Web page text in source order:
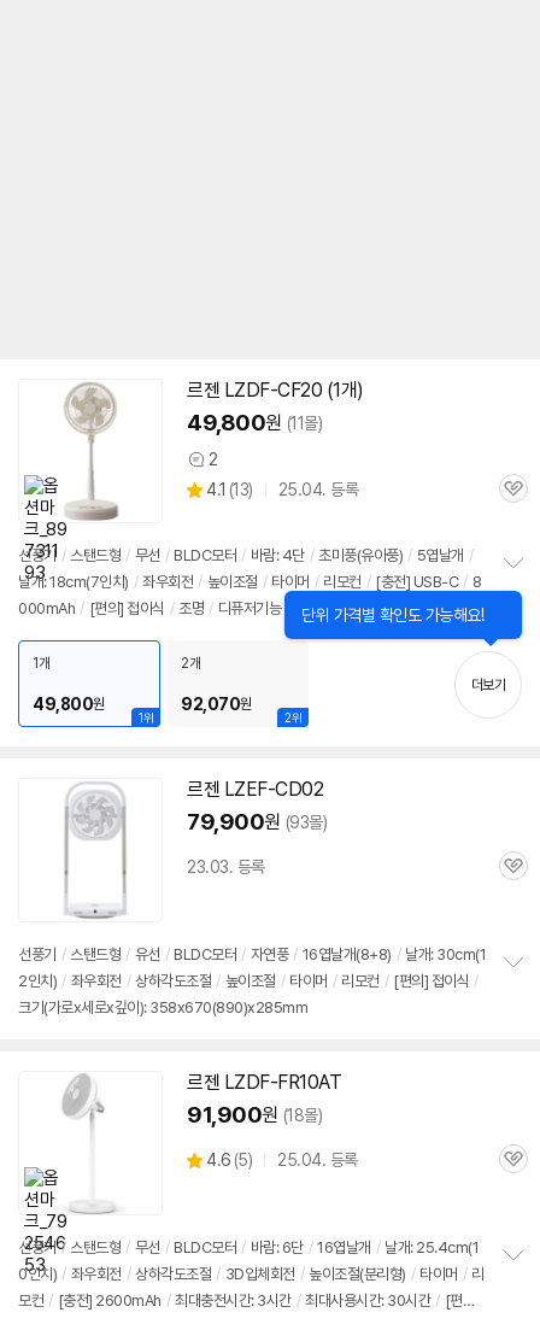
르젠 LZDF-CF20 (1개)
49,800원 (11몰)
상
품
2
별
4.1 (상
뷰
13) 25.04. 등록
관
선풍기 / 스탠드형 / 무선 / BLDC모터 / 바람: 4단 / 초미풍(유아풍) / 5엽날개 /
날개: 18cm(7인치) / 좌우회전 / 높이조절 / 타이머 / 리모컨 / [충전] USB-C / 8
000mAh / [편의] 접이식 / 조명 / 디퓨저기능
크기(가로x세로x깊이): 307x44
정
펼
기
1위
1개
49,800원
2위
2개
92,070원
단위 가격별 확인도 가능해요!
기
더보기
르젠 LZEF-CD02
79,900원 (93몰)
23.03. 등록
관
선풍기 / 스탠드형 / 유선 / BLDC모터 / 자연풍 / 16엽날개(8+8) / 날개: 30cm(1
2인치) / 좌우회전 / 상하각도조절 / 높이조절 / 타이머 / 리모컨 / [편의] 접이식 /
크기(가로x세로x깊이): 358x670(890)x285mm
르젠 LZDF-FR10AT
91,900원 (18몰)
별
4.6 (상
뷰
5) 25.04. 등록
관
선풍기 / 스탠드형 / 무선 / BLDC모터 / 바람: 6단 / 16엽날개 / 날개: 25.4cm(1
0인치) / 좌우회전 / 상하각도조절 / 3D입체회전 / 높이조절(분리형) / 타이머 / 리
모컨 / [충전] 2600mAh / 최대충전시간: 3시간 / 최대사용시간: 30시간 / [편의]